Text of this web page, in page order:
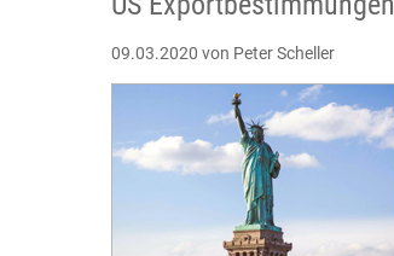
09.03.2020 von Peter Scheller